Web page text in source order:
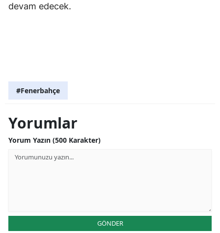
devam edecek.
#Fenerbahçe
Yorumlar
Yorum Yazın (500 Karakter)
GÖNDER